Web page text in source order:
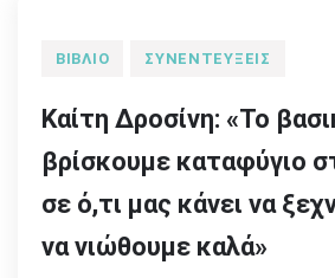
ΒΙΒΛΊΟ ΣΥΝΕΝΤΕΎΞΕΙΣ
Καίτη Δροσίνη: «Το
βρίσκουμε καταφύγιο
σε ό,τι μας κάνει να
να νιώθουμε καλά»